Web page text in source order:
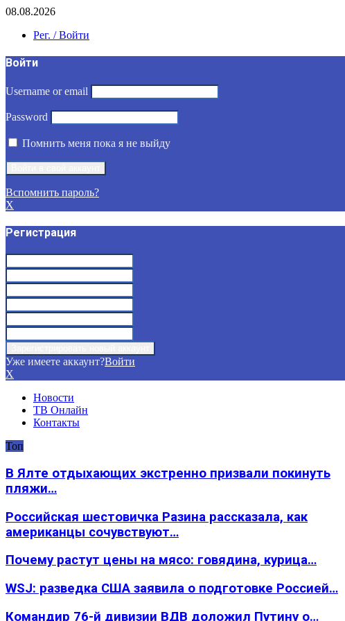
08.08.2026
Рег. / Войти
Войти
Username or email
Password
Помнить меня пока я не выйду
Вспомнить пароль?
X
Регистрация
Уже имеете аккаунт?Войти
X
Новости
ТВ Онлайн
Контакты
Топ
В Ялте отдыхающих экстренно призвали покинуть
пляжи…
Российская шестовичка Разина рассказала, как
американцы сочувствуют…
Почему растут цены на мясо: говядина, курица…
WSJ: разведка США заявила о подготовке Россией…
Командир 76-й дивизии ВДВ доложил Путину о…